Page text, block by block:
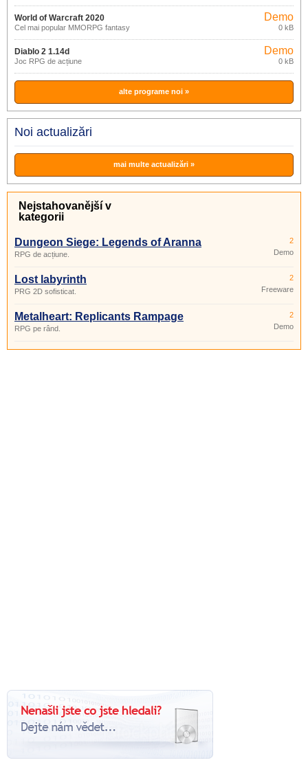
World of Warcraft 2020
Cel mai popular MMORPG fantasy
Demo
0 kB
Diablo 2 1.14d
Joc RPG de acțiune
Demo
0 kB
alte programe noi »
Noi actualizări
mai multe actualizări »
Nejstahovanější v
kategorii
Dungeon Siege: Legends of Aranna
RPG de acțiune.
2
Demo
Lost labyrinth
PRG 2D sofisticat.
2
Freeware
Metalheart: Replicants Rampage
RPG pe rând.
2
Demo